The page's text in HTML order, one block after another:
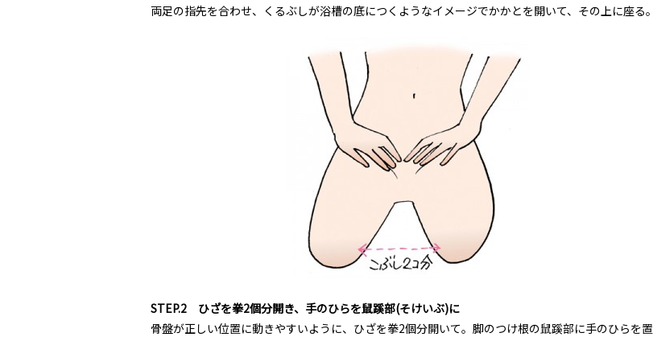
両足の指先を合わせ、くるぶしが浴槽の底につくようなイメージでかかとを開いて、その上に座る。
STEP.2 ひざを拳2個分開き、手のひらを鼠蹊部(そけいぶ)に
骨盤が正しい位置に動きやすいように、ひざを拳2個分開いて。脚のつけ根の鼠蹊部に手のひらを置